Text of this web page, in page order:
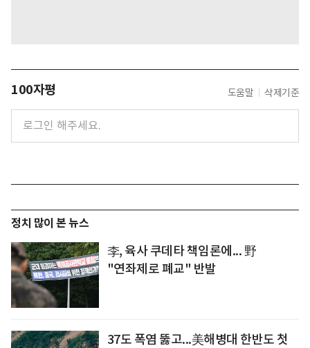
100자평 도움말 삭제기준
정치 많이 본 뉴스
李, 육사 쿠데타 책임론에... 野
"연좌제로 폐교" 반발
37도 폭염 뚫고...美해병대 한반도 첫